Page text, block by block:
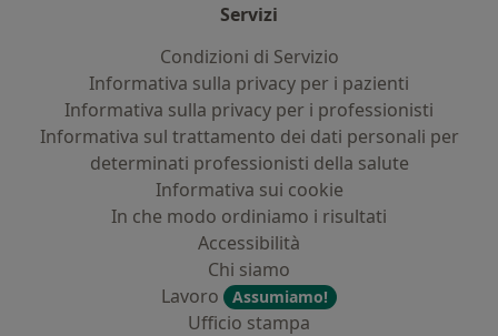
Servizi
Condizioni di Servizio
Informativa sulla privacy per i pazienti
Informativa sulla privacy per i professionisti
Informativa sul trattamento dei dati personali per
determinati professionisti della salute
Informativa sui cookie
In che modo ordiniamo i risultati
Accessibilità
Chi siamo
Lavoro
Assumiamo!
Ufficio stampa